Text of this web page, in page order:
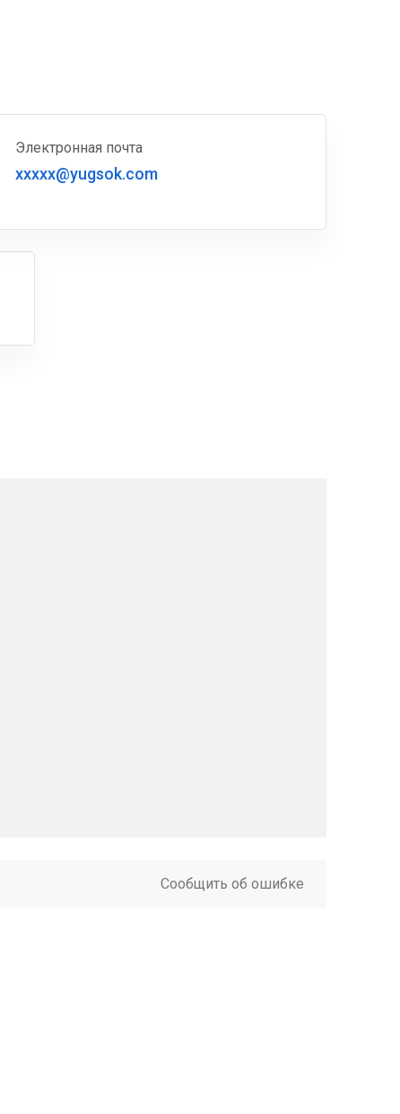
Электронная почта
xxxxx@yugsok.com
Сообщить об ошибке